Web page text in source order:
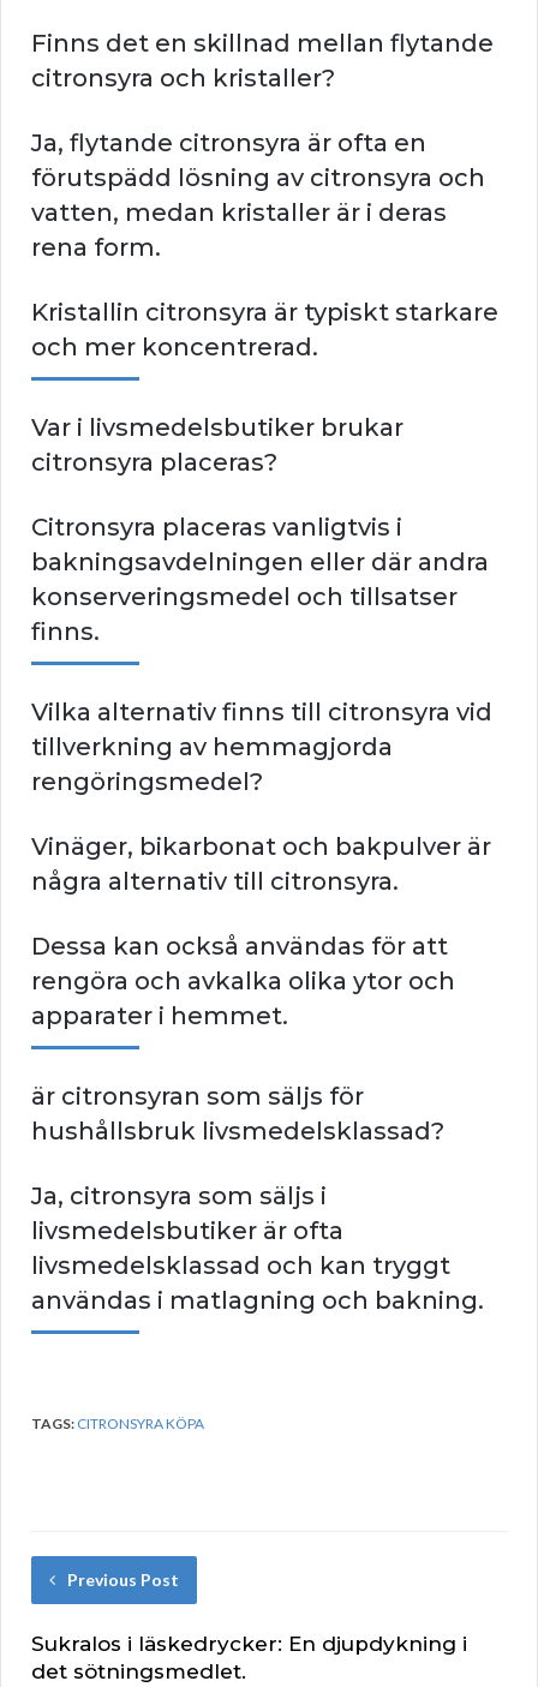
Finns det en skillnad mellan flytande
citronsyra och kristaller?
Ja, flytande citronsyra är ofta en
förutspädd lösning av citronsyra och
vatten, medan kristaller är i deras
rena form.
Kristallin citronsyra är typiskt starkare
och mer koncentrerad.
Var i livsmedelsbutiker brukar
citronsyra placeras?
Citronsyra placeras vanligtvis i
bakningsavdelningen eller där andra
konserveringsmedel och tillsatser
finns.
Vilka alternativ finns till citronsyra vid
tillverkning av hemmagjorda
rengöringsmedel?
Vinäger, bikarbonat och bakpulver är
några alternativ till citronsyra.
Dessa kan också användas för att
rengöra och avkalka olika ytor och
apparater i hemmet.
är citronsyran som säljs för
hushållsbruk livsmedelsklassad?
Ja, citronsyra som säljs i
livsmedelsbutiker är ofta
livsmedelsklassad och kan tryggt
användas i matlagning och bakning.
TAGS: CITRONSYRA KÖPA
Previous Post
Sukralos i läskedrycker: En djupdykning i
det sötningsmedlet.